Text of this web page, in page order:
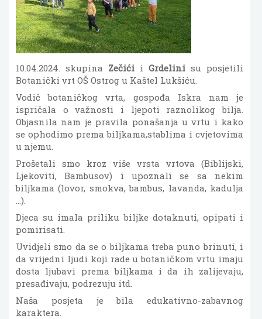
10.04.2024. skupina Zečići i Grdelini su posjetili
Botanički vrt OŠ Ostrog u Kaštel Lukšiću.
Vodič botaničkog vrta, gospođa Iskra nam je
ispričala o važnosti i ljepoti raznolikog bilja.
Objasnila nam je pravila ponašanja u vrtu i kako
se ophodimo prema biljkama,stablima i cvjetovima
u njemu.
Prošetali smo kroz više vrsta vrtova (Biblijski,
Ljekoviti, Bambusov) i upoznali se sa nekim
biljkama (lovor, smokva, bambus, lavanda, kadulja
...).
Djeca su imala priliku biljke dotaknuti, opipati i
pomirisati.
Uvidjeli smo da se o biljkama treba puno brinuti, i
da vrijedni ljudi koji rade u botaničkom vrtu imaju
dosta ljubavi prema biljkama i da ih zalijevaju,
presađivaju, podrezuju itd.
Naša posjeta je bila edukativno-zabavnog
karaktera.